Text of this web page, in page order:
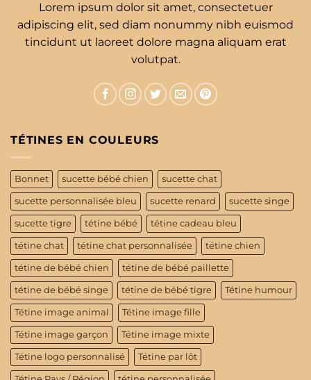
Lorem ipsum dolor sit amet, consectetuer
adipiscing elit, sed diam nonummy nibh euismod
tincidunt ut laoreet dolore magna aliquam erat
volutpat.
TÉTINES EN COULEURS
Bonnet sucette bébé chien sucette chat
sucette personnalisée bleu sucette renard sucette singe
sucette tigre tétine bébé tétine cadeau bleu
tétine chat tétine chat personnalisée tétine chien
tétine de bébé chien tétine de bébé paillette
tétine de bébé singe tétine de bébé tigre Tétine humour
Tétine image animal Tétine image fille
Tétine image garçon Tétine image mixte
Tétine logo personnalisé Tétine par lôt